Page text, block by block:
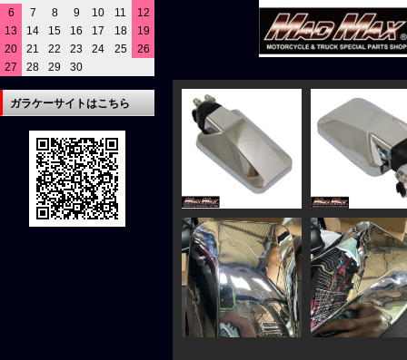
6
7 8 9 10 11
12
13
14 15 16 17 18
19
20
21 22 23 24 25
26
27
28 29 30
ガラケーサイトはこちら